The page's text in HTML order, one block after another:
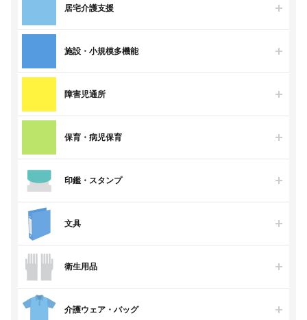
居宅介護支援
施設・小規模多機能
障害児通所
保育・病児保育
印鑑・スタンプ
文具
衛生用品
介護ウェア・バッグ